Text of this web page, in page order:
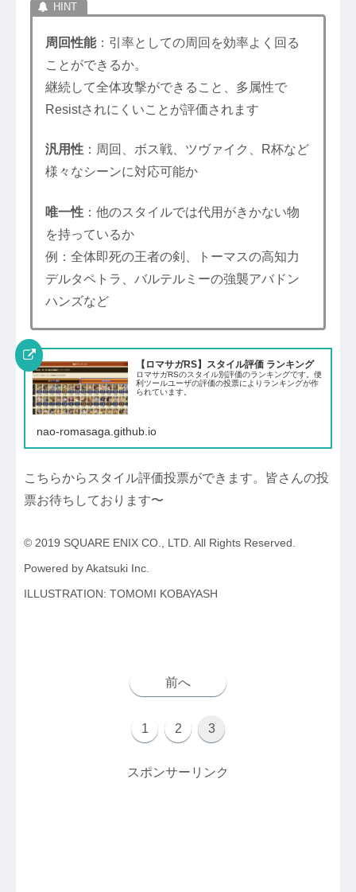
周回性能：引率としての周回を効率よく回る
ことができるか。
継続して全体攻撃ができること、多属性で
Resistされにくいことが評価されます
汎用性：周回、ボス戦、ツヴァイク、R杯など
様々なシーンに対応可能か
唯一性：他のスタイルでは代用がきかない物
を持っているか
例：全体即死の王者の剣、トーマスの高知力
デルタペトラ、バルテルミーの強襲アバドン
ハンズなど
【ロマサガRS】スタイル評価 ランキング
ロマサガRSのスタイル別評価のランキングです。便
利ツールユーザの評価の投票によりランキングが作
られています。
nao-romasaga.github.io
こちらからスタイル評価投票ができます。皆さんの投
票お待ちしております〜
© 2019 SQUARE ENIX CO., LTD. All Rights Reserved.
Powered by Akatsuki Inc.
ILLUSTRATION: TOMOMI KOBAYASH
前へ
1 2 3
スポンサーリンク